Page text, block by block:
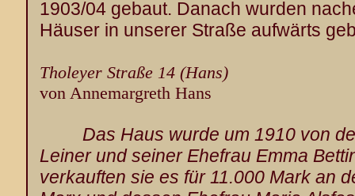
1903/04 gebaut. Danach wurden
Häuser in unserer Straße aufwärts
Tholeyer Straße 14 (Hans)
von Annemargreth Hans
Das Haus wurde um 1910 von
Leiner und seiner Ehefrau Emma
verkauften sie es für 11.000 Mark an